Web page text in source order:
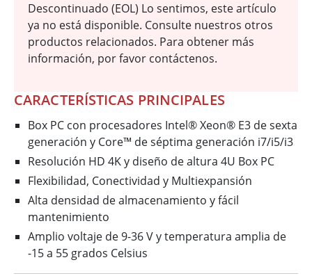
Descontinuado (EOL) Lo sentimos, este artículo
ya no está disponible. Consulte nuestros otros
productos relacionados. Para obtener más
información, por favor contáctenos.
CARACTERÍSTICAS PRINCIPALES
Box PC con procesadores Intel® Xeon® E3 de sexta
generación y Core™ de séptima generación i7/i5/i3
Resolución HD 4K y diseño de altura 4U Box PC
Flexibilidad, Conectividad y Multiexpansión
Alta densidad de almacenamiento y fácil
mantenimiento
Amplio voltaje de 9-36 V y temperatura amplia de
-15 a 55 grados Celsius